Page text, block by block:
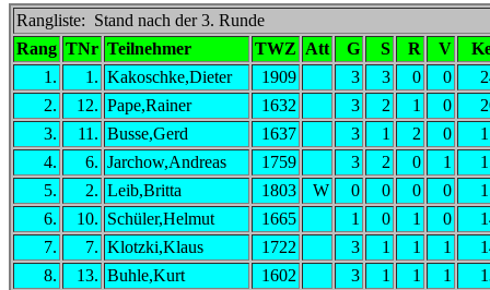
Rangliste: Stand nach der 3. Runde
Rang TNr Teilnehmer TWZ Att G S R V
1.
1. Kakoschke,Dieter 1909 3 3 0 0
2.
12. Pape,Rainer 1632 3 2 1 0
3.
11. Busse,Gerd 1637 3 1 2 0
4.
6. Jarchow,Andreas 1759 3 2 0 1
5.
2. Leib,Britta 1803 W 0 0 0 0
6.
10. Schüler,Helmut 1665 1 0 1 0
7.
7. Klotzki,Klaus 1722 3 1 1 1
8.
13. Buhle,Kurt 1602 3 1 1 1